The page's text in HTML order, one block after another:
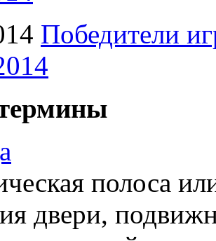
Победители
полоса
двери,